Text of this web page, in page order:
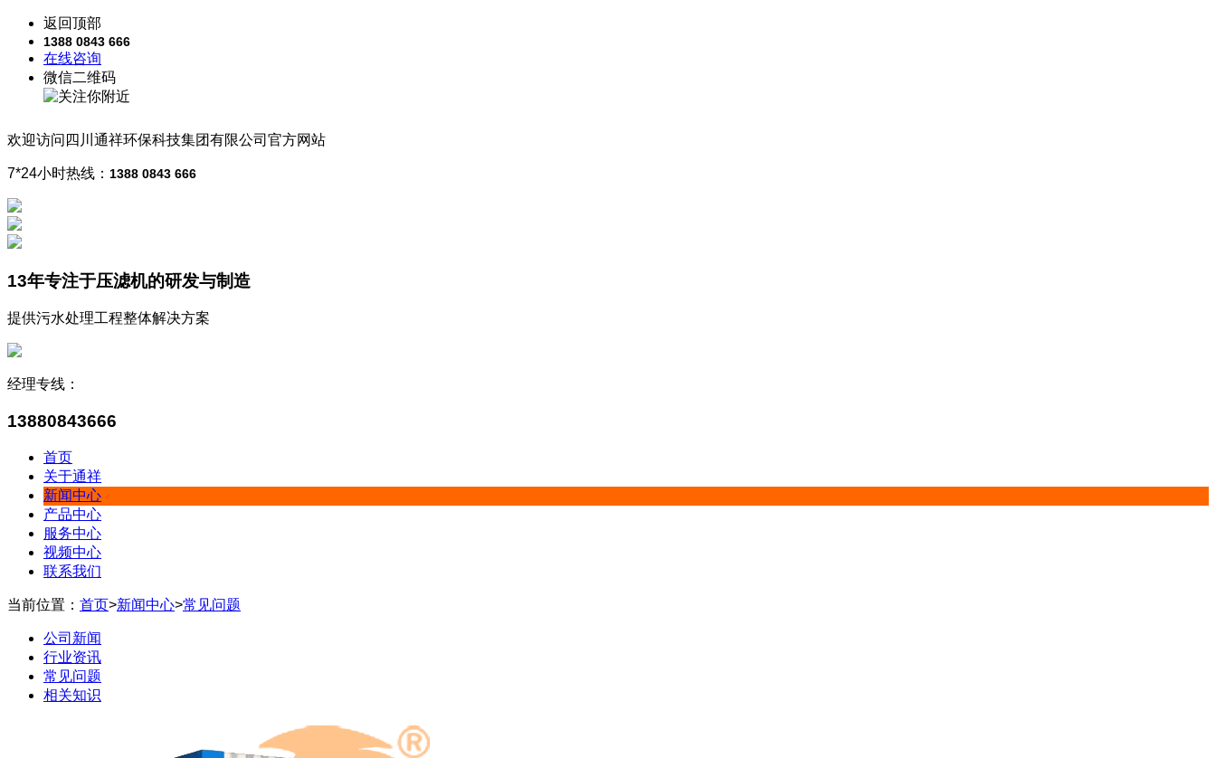
返回顶部
1388 0843 666
在线咨询
微信二维码
欢迎访问 四川通祥环保科技集团有限公司 官方网站
7*24小时热线： 1388 0843 666
13年专注于压滤机的研发与制造
提供污水处理工程整体解决方案
经理专线：
13880843666
首页
关于通祥
新闻中心
产品中心
服务中心
视频中心
联系我们
当前位置： 首页>新闻中心>常见问题
公司新闻
行业资讯
常见问题
相关知识